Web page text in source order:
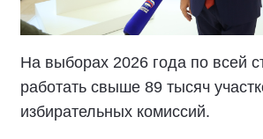
На выборах 2026 года по всей
работать свыше 89 тысяч
избирательных комиссий.